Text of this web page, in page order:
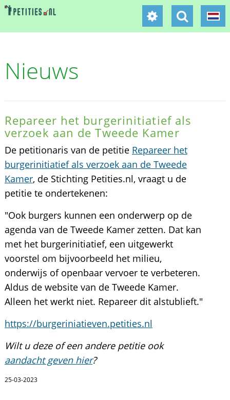
Nieuws
Repareer het burgerinitiatief als
verzoek aan de Tweede Kamer
De petitionaris van de petitie Repareer het
burgerinitiatief als verzoek aan de Tweede
Kamer, de Stichting Petities.nl, vraagt u de
petitie te ondertekenen:
"Ook burgers kunnen een onderwerp op de
agenda van de Tweede Kamer zetten. Dat kan
met het burgerinitiatief, een uitgewerkt
voorstel om bijvoorbeeld het milieu,
onderwijs of openbaar vervoer te verbeteren.
Aldus de website van de Tweede Kamer.
Alleen het werkt niet. Repareer dit alstublieft."
https://burgeriniatieven.petities.nl
Wilt u deze of een andere petitie ook
aandacht geven hier?
25-03-2023